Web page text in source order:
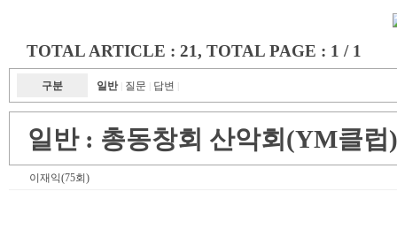
TOTAL ARTICLE : 21, TOTAL PAGE : 1 / 1
구분 일반 질문 답변
일반 : 총동창회 산악회(YM클
이재익(75회)